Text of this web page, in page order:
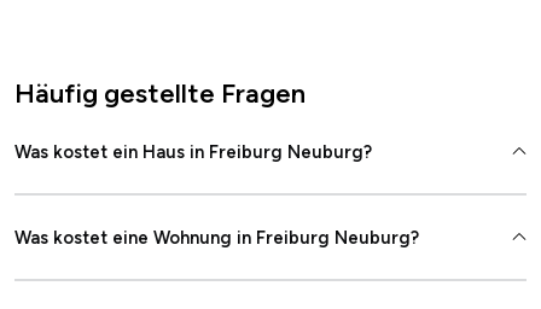
Häufig gestellte Fragen
Was kostet ein Haus in Freiburg Neuburg?
Was kostet eine Wohnung in Freiburg Neuburg?